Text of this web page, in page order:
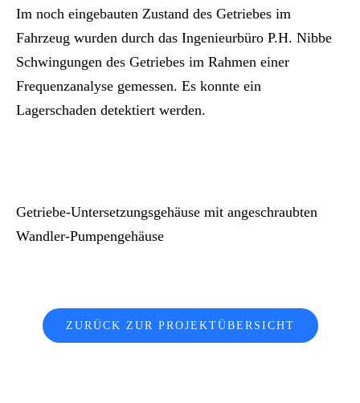
Im noch eingebauten Zustand des Getriebes im
Fahrzeug wurden durch das Ingenieurbüro P.H. Nibbe
Schwingungen des Getriebes im Rahmen einer
Frequenzanalyse gemessen. Es konnte ein
Lagerschaden detektiert werden.
Getriebe-Untersetzungsgehäuse mit angeschraubten
Wandler-Pumpengehäuse
ZURÜCK ZUR PROJEKTÜBERSICHT